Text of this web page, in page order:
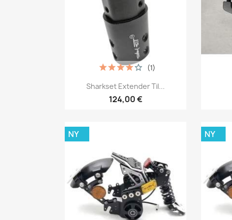
Snabbvy
Sharkset Extender Til...
124,00 €
(1)
NY NY